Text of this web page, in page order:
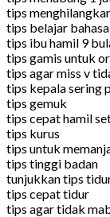
tips
tips belajar
tips ibu hamil 9
tips gamis untuk
tips agar miss v
tips kepala sering
tips gemuk
tips cepat hamil
tips kurus
tips untuk
tips tinggi badan
tunjukkan tips
tips cepat tidur
tips agar tidak